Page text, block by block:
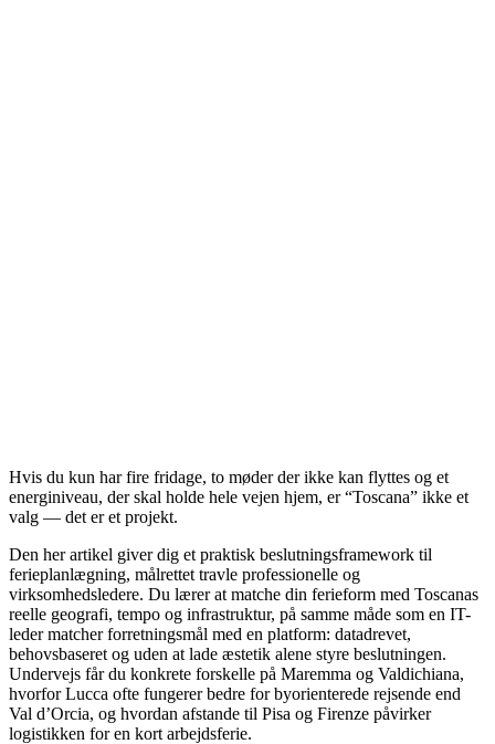
Hvis du kun har fire fridage, to møder der ikke kan flyttes og et
energiniveau, der skal holde hele vejen hjem, er “Toscana” ikke et
valg — det er et projekt.
Den her artikel giver dig et praktisk beslutningsframework til
ferieplanlægning, målrettet travle professionelle og
virksomhedsledere. Du lærer at matche din ferieform med Toscanas
reelle geografi, tempo og infrastruktur, på samme måde som en IT-
leder matcher forretningsmål med en platform: datadrevet,
behovsbaseret og uden at lade æstetik alene styre beslutningen.
Undervejs får du konkrete forskelle på Maremma og Valdichiana,
hvorfor Lucca ofte fungerer bedre for byorienterede rejsende end
Val d’Orcia, og hvordan afstande til Pisa og Firenze påvirker
logistikken for en kort arbejdsferie.